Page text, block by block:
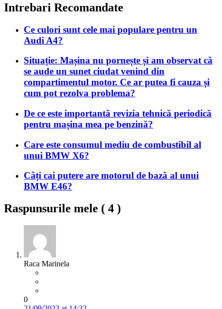
Intrebari Recomandate
Ce culori sunt cele mai populare pentru un
Audi A4?
Situație: Mașina nu pornește și am observat că
se aude un sunet ciudat venind din
compartimentul motor. Ce ar putea fi cauza și
cum pot rezolva problema?
De ce este importantă revizia tehnică periodică
pentru mașina mea pe benzină?
Care este consumul mediu de combustibil al
unui BMW X6?
Câți cai putere are motorul de bază al unui
BMW E46?
Raspunsurile mele ( 4 )
Raca Marinela
0